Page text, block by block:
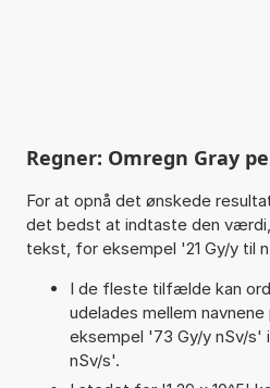
Regner: Omregn Gray
For at opnå det ønskede
det bedst at indtaste den
tekst, for eksempel '21 Gy/y til
I de fleste tilfælde kan
udelades mellem
eksempel '73 Gy/y nSv/
nSv/s'.